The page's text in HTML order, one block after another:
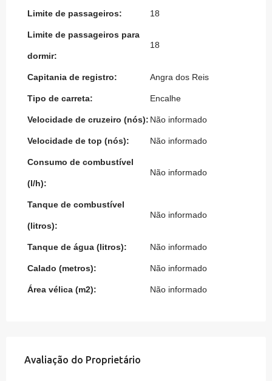
Limite de passageiros: 18
Limite de passageiros para
dormir:
18
Capitania de registro: Angra dos Reis
Tipo de carreta: Encalhe
Velocidade de cruzeiro (nós): Não informado
Velocidade de top (nós): Não informado
Consumo de combustível
(l/h):
Não informado
Tanque de combustível
(litros):
Não informado
Tanque de água (litros): Não informado
Calado (metros): Não informado
Área vélica (m2): Não informado
Avaliação do Proprietário